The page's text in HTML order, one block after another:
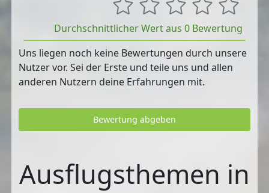
Durchschnittlicher Wert aus 0 Bewertung
Uns liegen noch keine Bewertungen durch unsere
Nutzer vor. Sei der Erste und teile uns und allen
anderen Nutzern deine Erfahrungen mit.
Bewertung abgeben
Ausflugsthemen in